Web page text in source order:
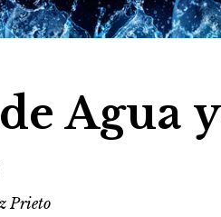
Agua y
Prieto